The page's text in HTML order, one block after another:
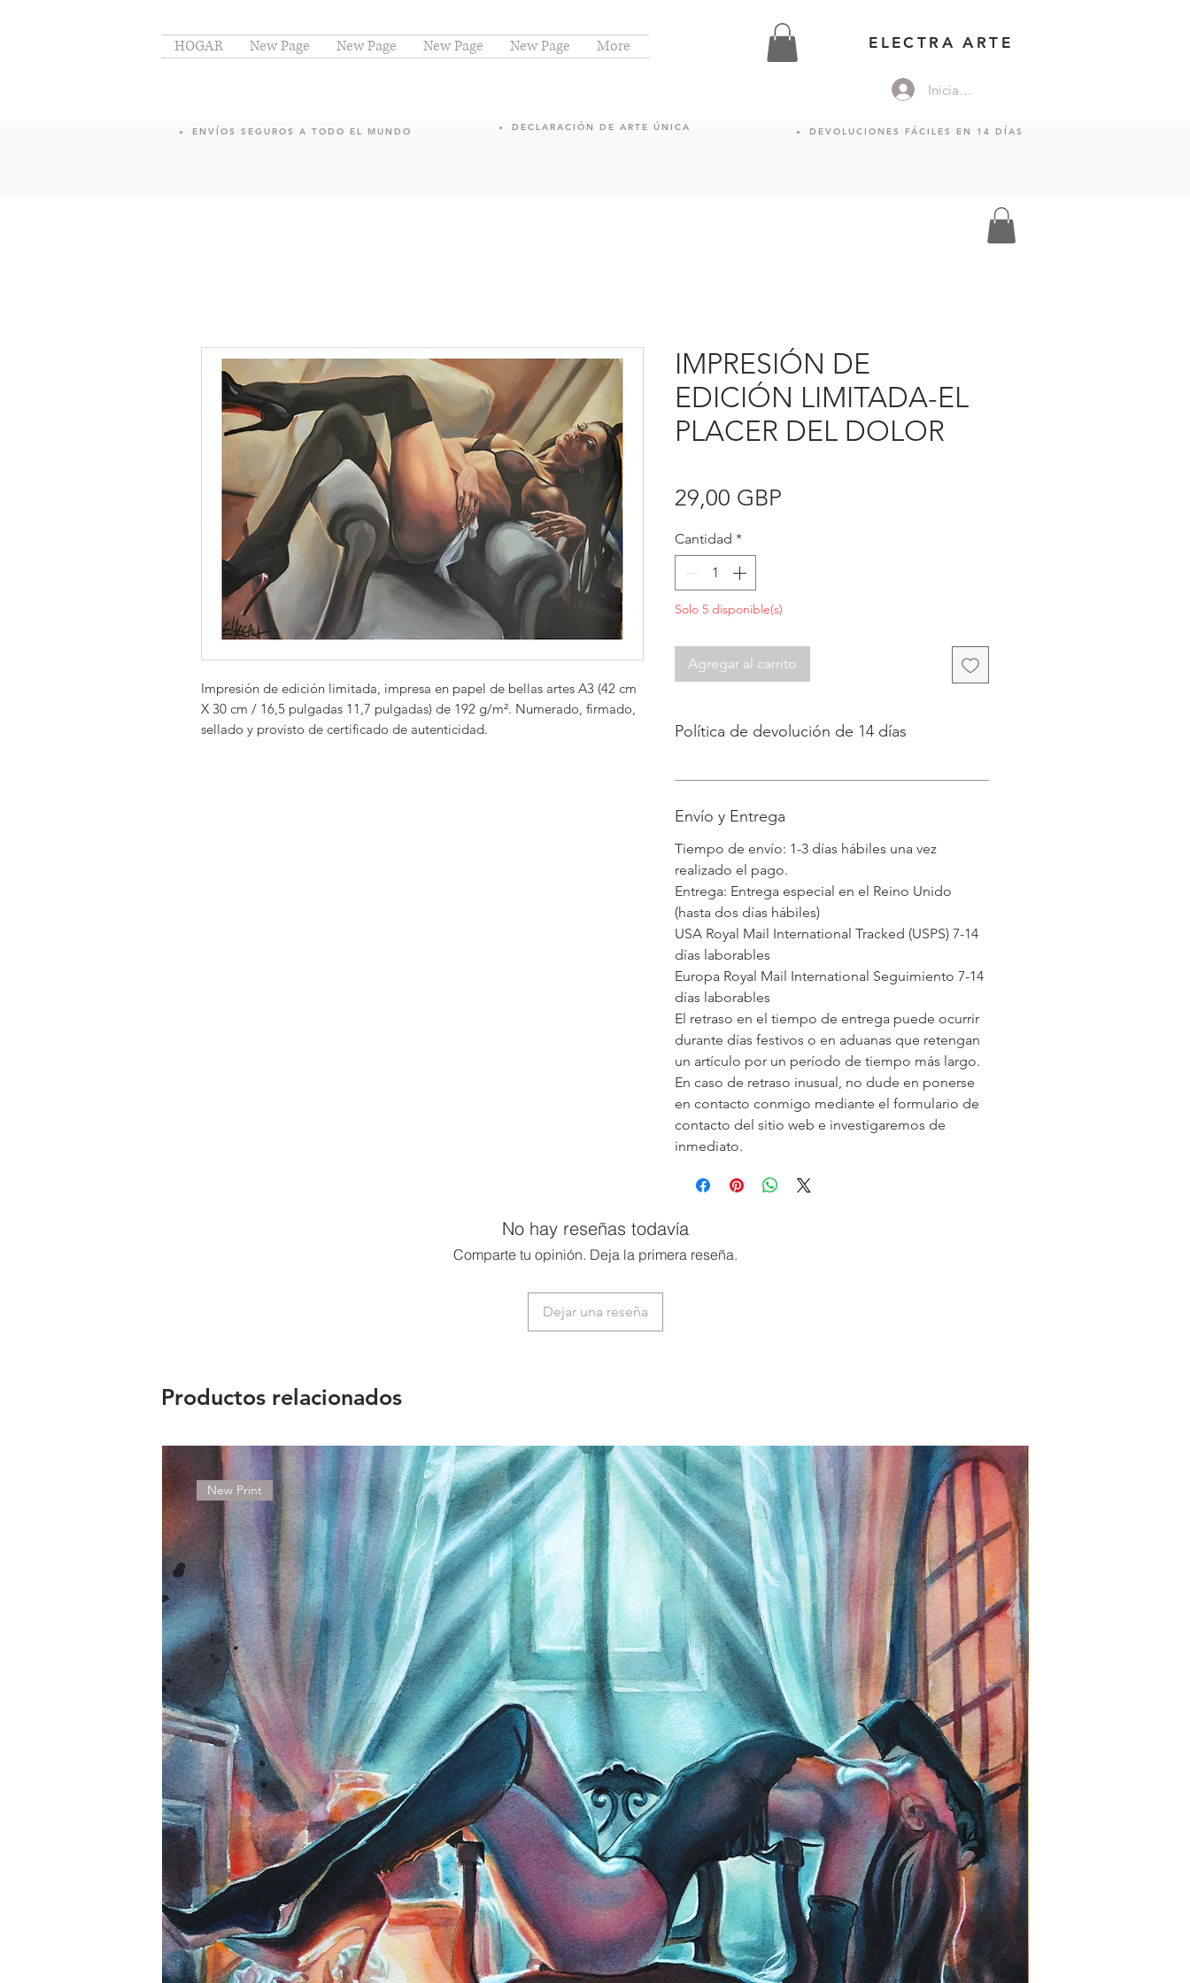
HOGAR New Page New Page New Page New Page More ELECTRA ARTE
Iniciar sesión
ENVÍOS SEGUROS A TODO EL MUNDO DECLARACIÓN DE ARTE ÚNICA DEVOLUCIONES FÁCILES EN 14 DÍAS
Impresión de edición limitada, impresa en papel de bellas artes A3 (42 cm
X 30 cm / 16,5 pulgadas 11,7 pulgadas) de 192 g/m². Numerado, firmado,
sellado y provisto de certificado de autenticidad.
IMPRESIÓN DE
EDICIÓN LIMITADA-EL
PLACER DEL DOLOR
29,00 GBP
Cantidad *
Solo 5 disponible(s)
Agregar al carrito
Política de devolución de 14 días
Envío y Entrega
Tiempo de envío: 1-3 días hábiles una vez
realizado el pago.
Entrega: Entrega especial en el Reino Unido
(hasta dos días hábiles)
USA Royal Mail International Tracked (USPS) 7-14
días laborables
Europa Royal Mail International Seguimiento 7-14
días laborables
El retraso en el tiempo de entrega puede ocurrir
durante días festivos o en aduanas que retengan
un artículo por un período de tiempo más largo.
En caso de retraso inusual, no dude en ponerse
en contacto conmigo mediante el formulario de
contacto del sitio web e investigaremos de
inmediato.
No hay reseñas todavía
Comparte tu opinión. Deja la primera reseña.
Dejar una reseña
Productos relacionados
New Print